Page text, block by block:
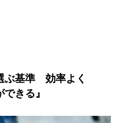
ぶ基準 効率よく
きる』